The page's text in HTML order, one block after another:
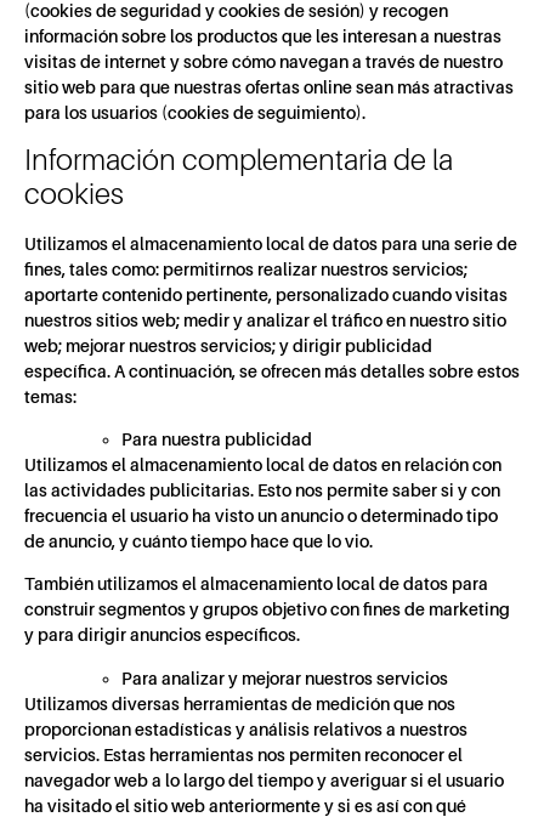
(cookies de seguridad y cookies de sesión) y recogen
información sobre los productos que les interesan a nuestras
visitas de internet y sobre cómo navegan a través de nuestro
sitio web para que nuestras ofertas online sean más atractivas
para los usuarios (cookies de seguimiento).
Información complementaria de la
cookies
Utilizamos el almacenamiento local de datos para una serie de
fines, tales como: permitirnos realizar nuestros servicios;
aportarte contenido pertinente, personalizado cuando visitas
nuestros sitios web; medir y analizar el tráfico en nuestro sitio
web; mejorar nuestros servicios; y dirigir publicidad
específica. A continuación, se ofrecen más detalles sobre estos
temas:
Para nuestra publicidad
Utilizamos el almacenamiento local de datos en relación con
las actividades publicitarias. Esto nos permite saber si y con
frecuencia el usuario ha visto un anuncio o determinado tipo
de anuncio, y cuánto tiempo hace que lo vio.
También utilizamos el almacenamiento local de datos para
construir segmentos y grupos objetivo con fines de marketing
y para dirigir anuncios específicos.
Para analizar y mejorar nuestros servicios
Utilizamos diversas herramientas de medición que nos
proporcionan estadísticas y análisis relativos a nuestros
servicios. Estas herramientas nos permiten reconocer el
navegador web a lo largo del tiempo y averiguar si el usuario
ha visitado el sitio web anteriormente y si es así con qué